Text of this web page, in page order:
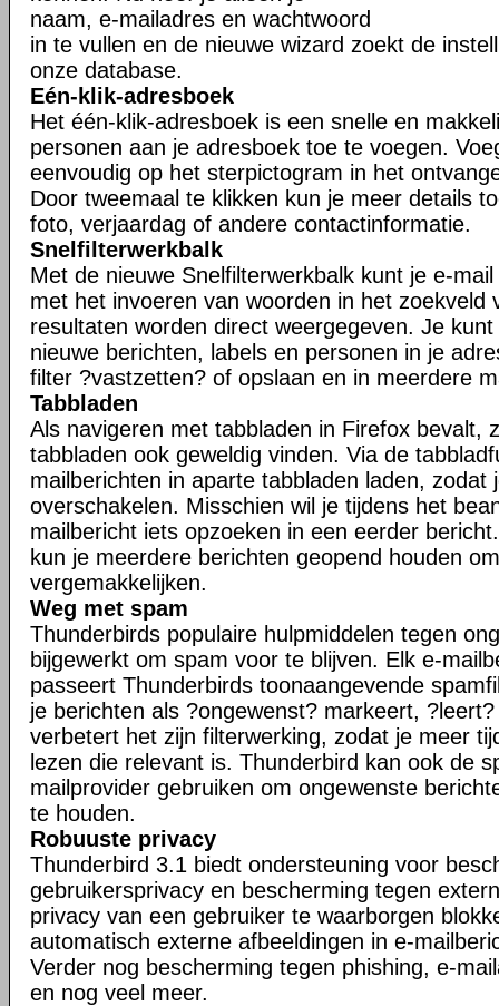
naam, e-mailadres en wachtwoord
in te vullen en de nieuwe wizard zoekt de
onze database.
Eén-klik-adresboek
Het één-klik-adresboek is een snelle en
personen aan je adresboek toe te voegen.
eenvoudig op het sterpictogram in het
Door tweemaal te klikken kun je meer details
foto, verjaardag of andere contactinformatie.
Snelfilterwerkbalk
Met de nieuwe Snelfilterwerkbalk kunt je e-
met het invoeren van woorden in het zoekveld
resultaten worden direct weergegeven. Je
nieuwe berichten, labels en personen in je
filter ?vastzetten? of opslaan en in meerdere
Tabbladen
Als navigeren met tabbladen in Firefox bevalt,
tabbladen ook geweldig vinden. Via de
mailberichten in aparte tabbladen laden, zodat
overschakelen. Misschien wil je tijdens het
mailbericht iets opzoeken in een eerder
kun je meerdere berichten geopend houden
vergemakkelijken.
Weg met spam
Thunderbirds populaire hulpmiddelen tegen
bijgewerkt om spam voor te blijven. Elk e-
passeert Thunderbirds toonaangevende
je berichten als ?ongewenst? markeert,
verbetert het zijn filterwerking, zodat je meer
lezen die relevant is. Thunderbird kan ook de
mailprovider gebruiken om ongewenste
te houden.
Robuuste privacy
Thunderbird 3.1 biedt ondersteuning voor
gebruikersprivacy en bescherming tegen
privacy van een gebruiker te waarborgen
automatisch externe afbeeldingen in e-
Verder nog bescherming tegen phishing, e-
en nog veel meer.